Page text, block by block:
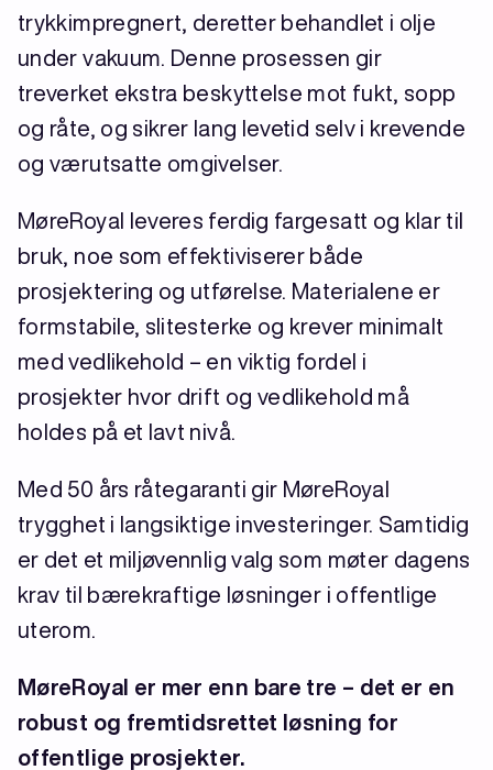
trykkimpregnert, deretter behandlet i olje
under vakuum. Denne prosessen gir
treverket ekstra beskyttelse mot fukt, sopp
og råte, og sikrer lang levetid selv i krevende
og værutsatte omgivelser.
MøreRoyal leveres ferdig fargesatt og klar til
bruk, noe som effektiviserer både
prosjektering og utførelse. Materialene er
formstabile, slitesterke og krever minimalt
med vedlikehold – en viktig fordel i
prosjekter hvor drift og vedlikehold må
holdes på et lavt nivå.
Med 50 års råtegaranti gir MøreRoyal
trygghet i langsiktige investeringer. Samtidig
er det et miljøvennlig valg som møter dagens
krav til bærekraftige løsninger i offentlige
uterom.
MøreRoyal er mer enn bare tre – det er en
robust og fremtidsrettet løsning for
offentlige prosjekter.